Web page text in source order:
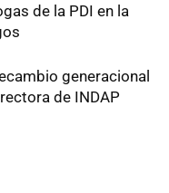
de la PDI en la
generacional
de INDAP